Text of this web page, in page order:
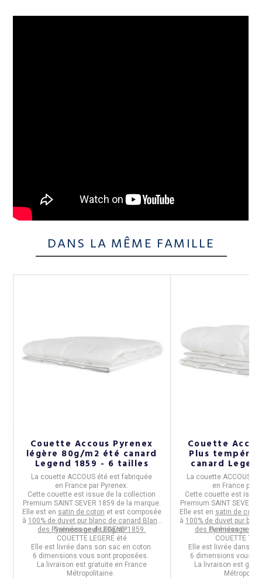
DANS LA MÊME FAMILLE
Couette Accous Pyrenex
légère 80g/m2 été canard
Legend 1859 - 6 tailles
La couette ACCOUS été est fabriquée
en France par Pyrenex
Cette couette est issue de la collection
Premium SAINT SEVER 1859 de la marque.
Elle est en satin de coton et est composée
à 100% de duvet pur blanc de canard Blanc
des Pyrénées neuf LEGEND 1859.
Garnissage de 80g/m².
COUETTE LEGERE été
Elle est livrée dans son sac en coton.
6 dimensions vous sont proposées.
La livraison est gratuite en France
Métropolitaine.
Couette
Plus
canard
La couette ACCOUS
en France par
Cette couette est
Premium SAINT SEVER
Elle est en satin de coton
à 100% de duvet pur
des Pyrénées neuf
Garnissage de
COUETTE
Elle est livrée dans
6 dimensions vous
La livraison est